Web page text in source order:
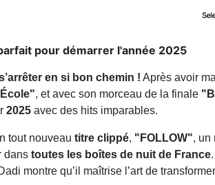
pour démarrer l'année 2025
en si bon chemin ! Après avoir
, et avec son morceau de la finale
2025 avec des hits imparables.
tout nouveau titre clippé, "FOLLOW", un
dans toutes les boîtes de nuit de France
montre qu’il maîtrise l’art de